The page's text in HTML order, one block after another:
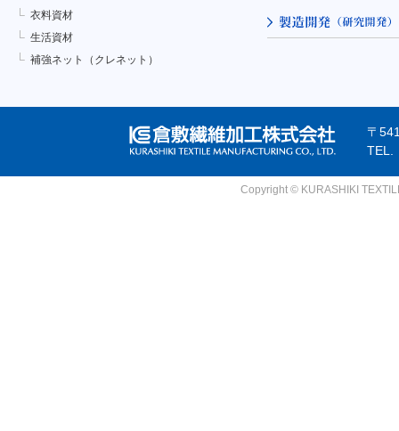
衣料資材
生活資材
補強ネット（クレネット）
〒
TEL.
Copyright © KURASHIKI